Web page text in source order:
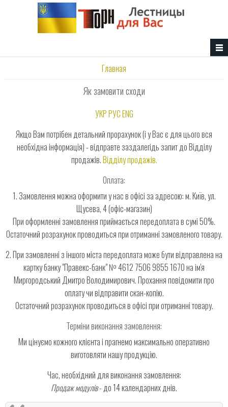
Перейти к основному содержанию
Главная
Як замовити сходи
УКРРУСENG
Якщо Вам потрібен детальний прорахунок (і у Вас є для цього вся
необхідна інформація) - відправте заздалегідь запит до Відділу
продажів.Відділу продажів.
Оплата:
1. Замовлення можна оформити у нас в офісі за адресою: м. Київ, ул.
Щусева, 4 (офіс-магазин)
При оформленні замовлення приймається передоплата в сумі 50%.
Остаточний розрахунок проводиться при отриманні замовленого товару.
2. При замовленні з іншого міста передоплата може бути відправлена на
картку банку "Правекс-банк" № 4612 7506 9855 1670 на ім'я
Миргородський Дмитро Володимирович. Прохання повідомити про
оплату чи відправити скан-копію.
Остаточний розрахунок проводиться в офісі при отриманні товару.
Терміни виконання замовлення:
Ми цінуємо кожного клієнта і прагнемо максимально оперативно
виготовляти нашу продукцію.
Час, необхідний для виконання замовлення:
Продаж модулів- до 14 календарних днів.